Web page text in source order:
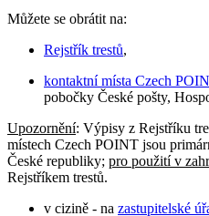
Můžete se obrátit na:
Rejstřík trestů,
kontaktní místa Czech
pobočky České pošty,
Upozornění: Výpisy z Rejstříku
místech Czech POINT jsou
České republiky; pro použití v
Rejstříkem trestů.
v cizině - na zastupitelské